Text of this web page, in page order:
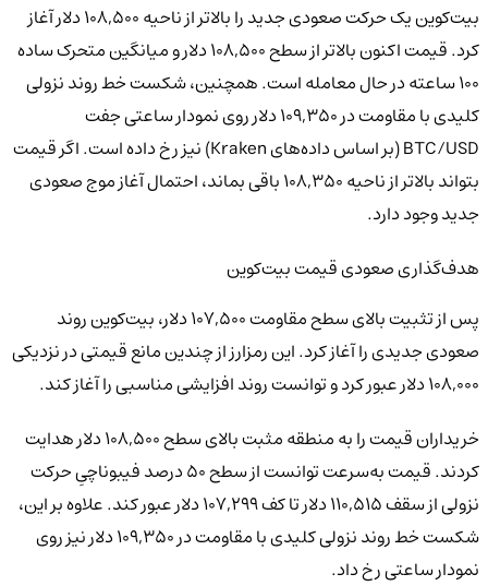
بیت‌کوین یک حرکت صعودی جدید را بالاتر از ناحیه ۱۰۸,۵۰۰ دلار آغاز
کرد. قیمت اکنون بالاتر از سطح ۱۰۸,۵۰۰ دلار و میانگین متحرک ساده
۱۰۰ ساعته در حال معامله است. همچنین، شکست خط روند نزولی
کلیدی با مقاومت در ۱۰۹,۳۵۰ دلار روی نمودار ساعتی جفت
BTC/USD (بر اساس داده‌های Kraken) نیز رخ داده است. اگر قیمت
بتواند بالاتر از ناحیه ۱۰۸,۳۵۰ باقی بماند، احتمال آغاز موج صعودی
جدید وجود دارد.
هدف‌گذاری صعودی قیمت بیت‌کوین
پس از تثبیت بالای سطح مقاومت ۱۰۷,۵۰۰ دلار، بیت‌کوین روند
صعودی جدیدی را آغاز کرد. این رمزارز از چندین مانع قیمتی در نزدیکی
۱۰۸,۰۰۰ دلار عبور کرد و توانست روند افزایشی مناسبی را آغاز کند.
خریداران قیمت را به منطقه مثبت بالای سطح ۱۰۸,۵۰۰ دلار هدایت
کردند. قیمت به‌سرعت توانست از سطح ۵۰ درصد فیبوناچیِ حرکت
نزولی از سقف ۱۱۰,۵۱۵ دلار تا کف ۱۰۷,۲۹۹ دلار عبور کند. علاوه بر این،
شکست خط روند نزولی کلیدی با مقاومت در ۱۰۹,۳۵۰ دلار نیز روی
نمودار ساعتی رخ داد.